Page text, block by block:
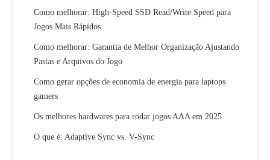
Como melhorar: High-Speed SSD Read/Write Speed para
Jogos Mais Rápidos
Como melhorar: Garantia de Melhor Organização Ajustando
Pastas e Arquivos do Jogo
Como gerar opções de economia de energia para laptops
gamers
Os melhores hardwares para rodar jogos AAA em 2025
O que é: Adaptive Sync vs. V-Sync